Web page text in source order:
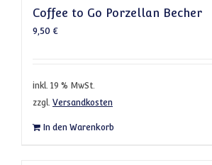
Coffee to Go Porzellan Becher
9,50 €
inkl. 19 % MwSt.
zzgl. Versandkosten
In den Warenkorb